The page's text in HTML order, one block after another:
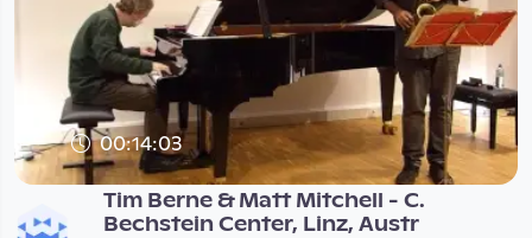
00:14:03
Tim Berne & Matt Mitchell - C.
Bechstein Center, Linz, Austr